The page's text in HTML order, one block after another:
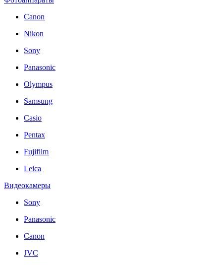
Canon
Nikon
Sony
Panasonic
Olympus
Samsung
Casio
Pentax
Fujifilm
Leica
Видеокамеры
Sony
Panasonic
Canon
JVC